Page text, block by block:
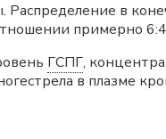
в
примерно
ГСПГ,
в плазме